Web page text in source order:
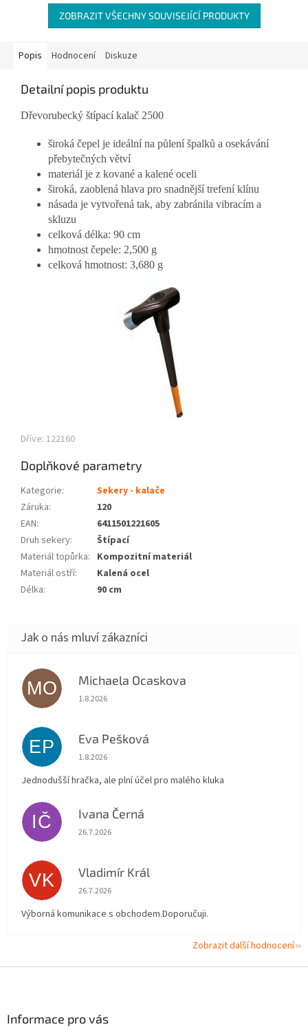
ZOBRAZIT VŠECHNY SOUVISEJÍCÍ PRODUKTY
Popis Hodnocení Diskuze
Detailní popis produktu
Dřevorubecký štípací kalač 2500
široká čepel je ideální na půlení špalků a osekávání
přebytečných větví
materiál je z kované a kalené oceli
široká, zaoblená hlava pro snadnější trefení klínu
násada je vytvořená tak, aby zabránila vibracím a
skluzu
celková délka: 90 cm
hmotnost čepele: 2,500 g
celková hmotnost: 3,680 g
Dříve: 122160
Doplňkové parametry
Kategorie:
Sekery - kalače
Záruka:
120
EAN:
6411501221605
Druh sekery:
Štípací
Materiál topůrka: Kompozitní materiál
Materiál ostří:
Kalená ocel
Délka: 90 cm
MO Michaela Ocaskova
Hodnocení obchodu je 5 z 5 hvězdiček.
1.8.2026
EP Eva Pešková
Hodnocení obchodu je 5 z 5 hvězdiček.
1.8.2026
Jednodušší hračka, ale plní účel pro malého kluka
IČ Ivana Černá
Hodnocení obchodu je 5 z 5 hvězdiček.
26.7.2026
VK Vladimír Král
Hodnocení obchodu je 5 z 5 hvězdiček.
26.7.2026
Výborná komunikace s obchodem.Doporučuji.
Zobrazit další hodnocení
Informace pro vás